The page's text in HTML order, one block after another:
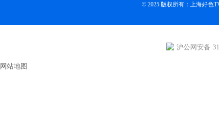
© 2025 版权所有：上海好
沪公网安备
网站地图